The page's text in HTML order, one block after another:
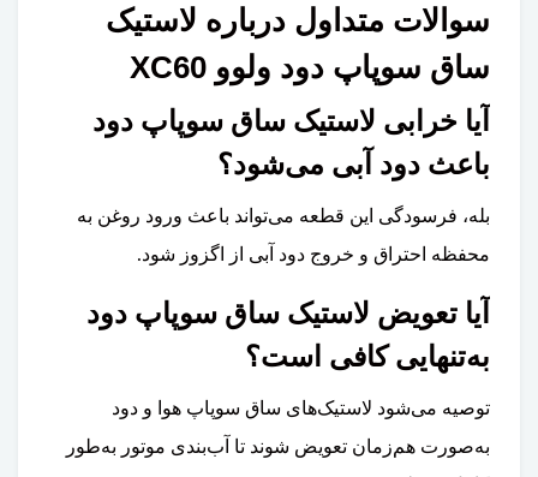
سوالات متداول درباره لاستیک
ساق سوپاپ دود ولوو XC60
آیا خرابی لاستیک ساق سوپاپ دود
باعث دود آبی می‌شود؟
بله، فرسودگی این قطعه می‌تواند باعث ورود روغن به
محفظه احتراق و خروج دود آبی از اگزوز شود.
آیا تعویض لاستیک ساق سوپاپ دود
به‌تنهایی کافی است؟
توصیه می‌شود لاستیک‌های ساق سوپاپ هوا و دود
به‌صورت هم‌زمان تعویض شوند تا آب‌بندی موتور به‌طور